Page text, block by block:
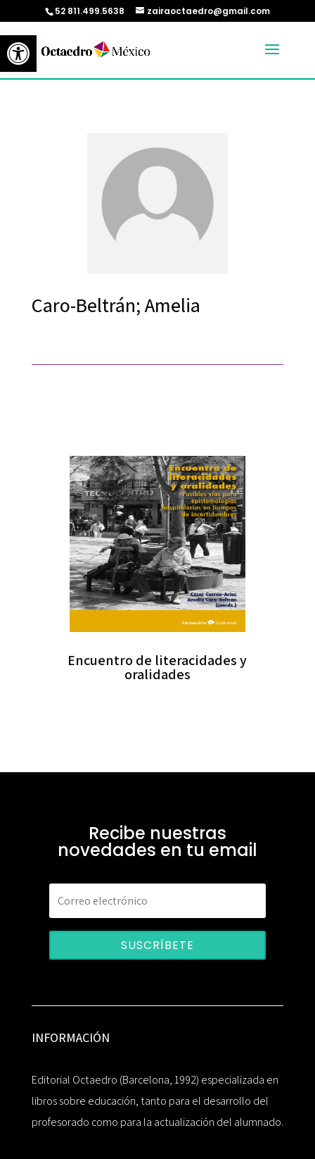
Abrir barra de herramientas
52 811.499.5638 zairaoctaedro@gmail.com
Caro-Beltrán; Amelia
Encuentro de literacidades y
oralidades
Recibe nuestras
novedades en tu email
SUSCRÍBETE
INFORMACIÓN
Editorial Octaedro (Barcelona, 1992) especializada en
libros sobre educación, tanto para el desarrollo del
profesorado como para la actualización del alumnado.